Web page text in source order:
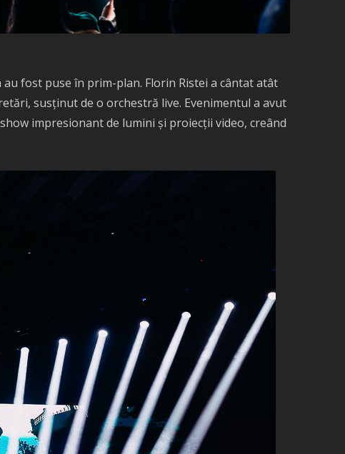
fost puse în prim-plan. Florin Ristei a cântat atât
susținut de o orchestră live. Evenimentul a avut
impresionant de lumini și proiecții video, creând